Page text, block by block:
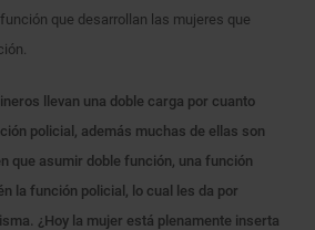
que desarrollan las mujeres que
llevan una doble carga por cuanto
policial, además muchas de ellas son
que asumir doble función, una función
la función policial, lo cual les da por
¿Hoy la mujer está plenamente inserta